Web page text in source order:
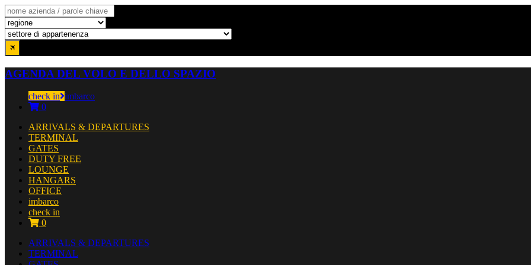
AGENDA DEL VOLO E DELLO SPAZIO
check in imbarco
0
ARRIVALS & DEPARTURES
TERMINAL
GATES
DUTY FREE
LOUNGE
HANGARS
OFFICE
imbarco
check in
0
ARRIVALS & DEPARTURES
TERMINAL